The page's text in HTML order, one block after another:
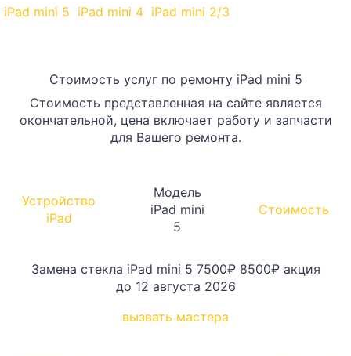
iPad mini 5 iPad mini 4 iPad mini 2/3
Стоимость услуг по ремонту iPad mini 5
Стоимость представленная на сайте является
окончательной, цена включает работу и запчасти
для Вашего ремонта.
Устройство
iPad
Модель
iPad mini
5
Стоимость
Замена стекла iPad mini 5 7500₽ 8500₽ акция
до 12 августа 2026
вызвать мастера